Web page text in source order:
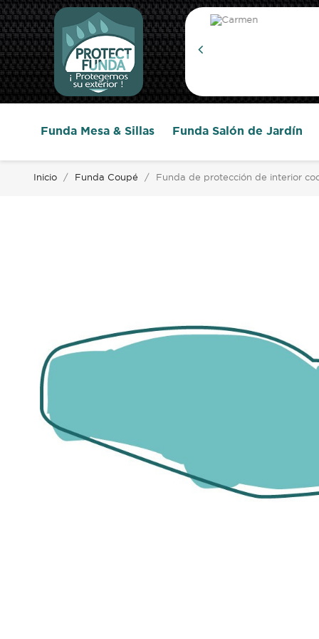
que lo que me...
Funda Mesa & Sillas Funda Salón de Jardín
Inicio Funda Coupé Funda de protección de interior